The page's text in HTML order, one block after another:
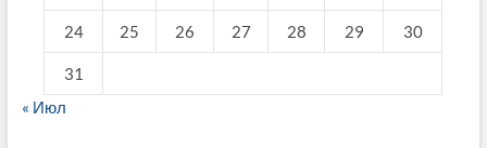
24 25 26 27 28 29 30
31
« Июл